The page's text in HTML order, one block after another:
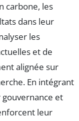
carbone, les
dans leur
les
et de
alignée sur
En intégrant
et
leur